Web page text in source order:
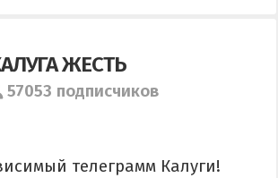
ЖЕСТЬ
57053 подписчиков
телеграмм Калуги!